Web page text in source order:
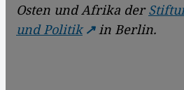
Osten und Afrika der
und Politik
in Berlin.